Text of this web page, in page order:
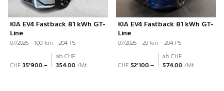
KIA EV4 Fastback 81 kWh GT-
Line
07/2026 - 100 km - 204 PS
CHF 35'900.–
ab CHF
354.00 /Mt.
KIA EV4 Fastback 81 kWh GT-
Line
07/2026 - 20 km - 204 PS
CHF 52'100.–
ab CHF
574.00 /Mt.